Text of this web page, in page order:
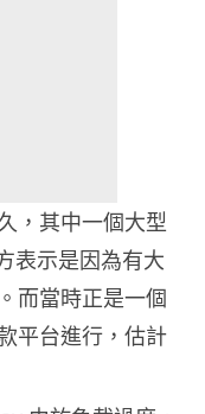
，其中一個大型
表示是因為有大
而當時正是一個
平台進行，估計